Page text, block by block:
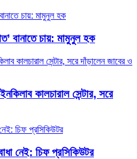
বানাতে চায়: মামুনুল হক
কালচারাল সেন্টার, সরে
নেই: চিফ প্রসিকিউটর